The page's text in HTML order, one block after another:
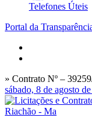
Telefones Úteis
Portal da
» Contrato Nº –
sábado, 8 de agosto